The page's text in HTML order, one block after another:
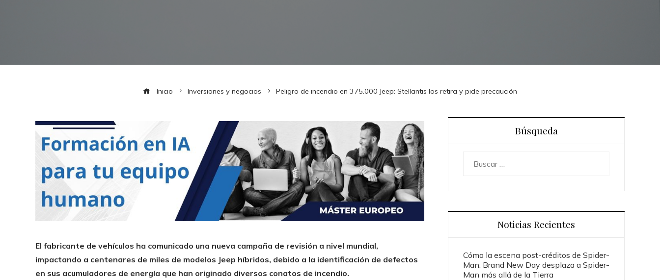
Inicio Inversiones y negocios Peligro de incendio en 375.000 Jeep: Stellantis los retira y pide precaución
El fabricante de vehículos ha comunicado una nueva campaña de revisión a nivel mundial,
impactando a centenares de miles de modelos Jeep híbridos, debido a la identificación de defectos
en sus acumuladores de energía que han originado diversos conatos de incendio.
Búsqueda
Noticias Recientes
Cómo la escena post-créditos de Spider-
Man: Brand New Day desplaza a Spider-
Man más allá de la Tierra